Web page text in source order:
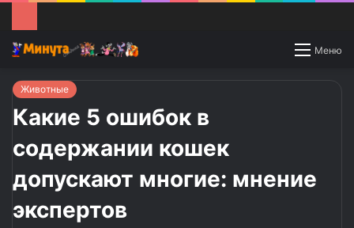
Меню
Switch
Животные
Какие 5 ошибок в
содержании кошек
допускают многие: мнение
экспертов